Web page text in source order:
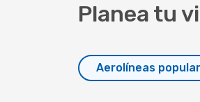
Planea tu
Aerolíneas